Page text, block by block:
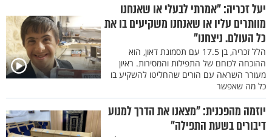
יעל זכריה: "אמרתי לבעלי או שאנחנו
מוותרים עליו או שאנחנו משקיעים בו את
כל העולם. ניצחנו"
הלל זכריה, בן 17.5 עם תסמונת דאון, הוא
ההוכחה לכוחם של התפילות והמסירות. ראיון
מעורר השראה עם הורים שהחליטו להשקיע בו
כל מה שאפשר
יוזמה מהפכנית: "מצאנו את הדרך למנוע
דיבורים בשעת התפילה"